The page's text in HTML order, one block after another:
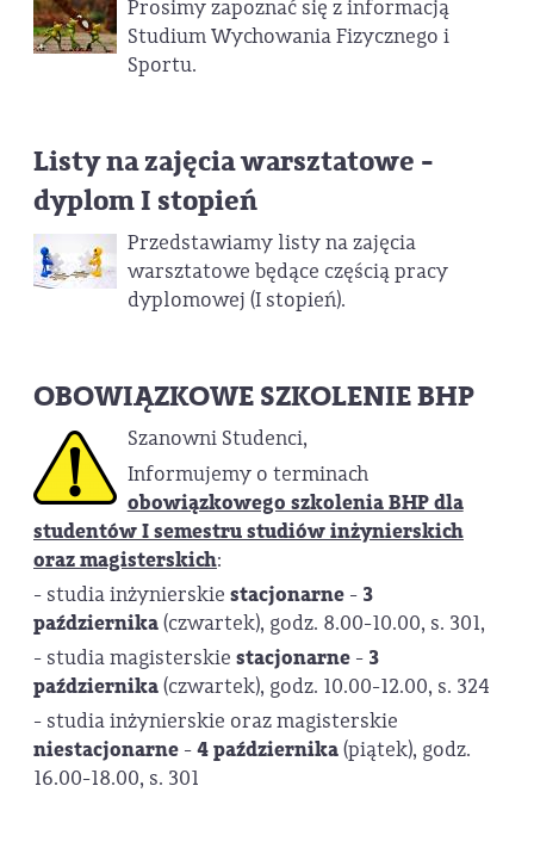
Prosimy zapoznać się z informacją
Studium Wychowania Fizycznego i
Sportu.
Listy na zajęcia warsztatowe -
dyplom I stopień
Przedstawiamy listy na zajęcia
warsztatowe będące częścią pracy
dyplomowej (I stopień).
OBOWIĄZKOWE SZKOLENIE BHP
Szanowni Studenci,
Informujemy o terminach
obowiązkowego szkolenia BHP dla
studentów I semestru studiów inżynierskich
oraz magisterskich:
- studia inżynierskie stacjonarne - 3
października(czwartek), godz. 8.00-10.00, s. 301,
- studia magisterskie stacjonarne - 3
października(czwartek), godz. 10.00-12.00, s. 324
- studia inżynierskie oraz magisterskie
niestacjonarne -4 października(piątek), godz.
16.00-18.00, s. 301